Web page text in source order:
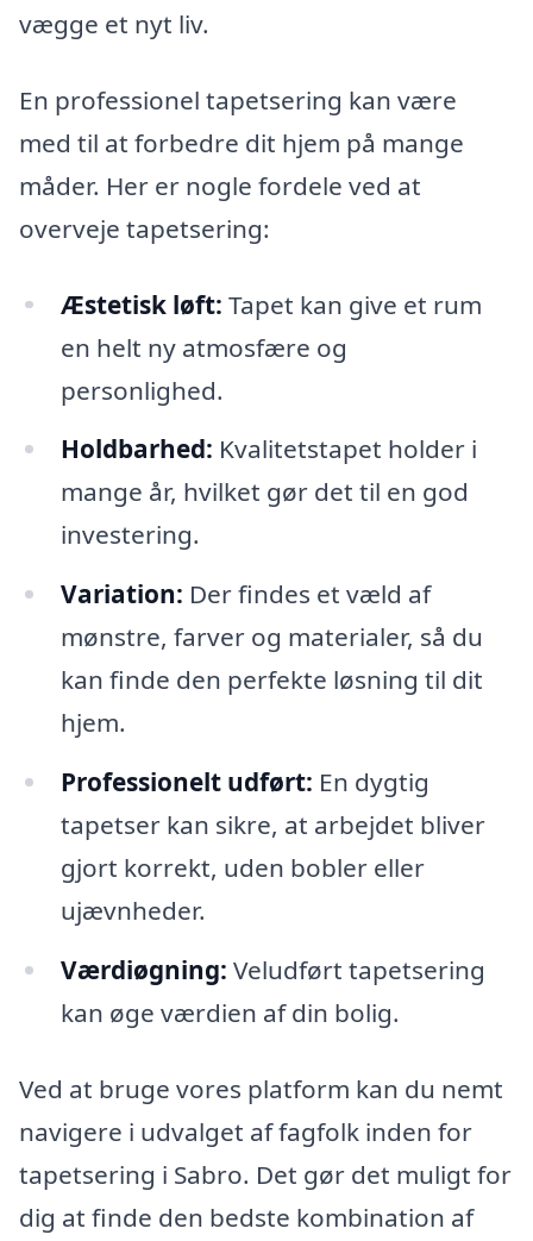
vægge et nyt liv.
En professionel tapetsering kan være
med til at forbedre dit hjem på mange
måder. Her er nogle fordele ved at
overveje tapetsering:
Æstetisk løft: Tapet kan give et rum
en helt ny atmosfære og
personlighed.
Holdbarhed: Kvalitetstapet holder i
mange år, hvilket gør det til en god
investering.
Variation: Der findes et væld af
mønstre, farver og materialer, så du
kan finde den perfekte løsning til dit
hjem.
Professionelt udført: En dygtig
tapetser kan sikre, at arbejdet bliver
gjort korrekt, uden bobler eller
ujævnheder.
Værdiøgning: Veludført tapetsering
kan øge værdien af din bolig.
Ved at bruge vores platform kan du nemt
navigere i udvalget af fagfolk inden for
tapetsering i Sabro. Det gør det muligt for
dig at finde den bedste kombination af